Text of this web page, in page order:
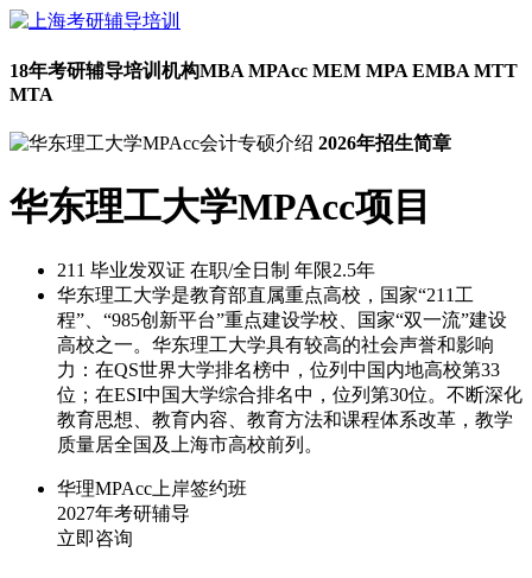
18年考研辅导培训机构MBA MPAcc MEM MPA EMBA MTT
MTA
2026年招生简章
华东理工大学MPAcc项目
211 毕业发双证 在职/全日制 年限2.5年
华东理工大学是教育部直属重点高校，国家“211工
程”、“985创新平台”重点建设学校、国家“双一流”建设
高校之一。华东理工大学具有较高的社会声誉和影响
力：在QS世界大学排名榜中，位列中国内地高校第33
位；在ESI中国大学综合排名中，位列第30位。不断深化
教育思想、教育内容、教育方法和课程体系改革，教学
质量居全国及上海市高校前列。
华理MPAcc上岸签约班
2027年考研辅导
立即咨询